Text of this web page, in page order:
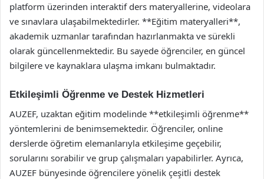
platform üzerinden interaktif ders materyallerine, videolara
ve sınavlara ulaşabilmektedirler. **Eğitim materyalleri**,
akademik uzmanlar tarafından hazırlanmakta ve sürekli
olarak güncellenmektedir. Bu sayede öğrenciler, en güncel
bilgilere ve kaynaklara ulaşma imkanı bulmaktadır.
Etkileşimli Öğrenme ve Destek Hizmetleri
AUZEF, uzaktan eğitim modelinde **etkileşimli öğrenme**
yöntemlerini de benimsemektedir. Öğrenciler, online
derslerde öğretim elemanlarıyla etkileşime geçebilir,
sorularını sorabilir ve grup çalışmaları yapabilirler. Ayrıca,
AUZEF bünyesinde öğrencilere yönelik çeşitli destek